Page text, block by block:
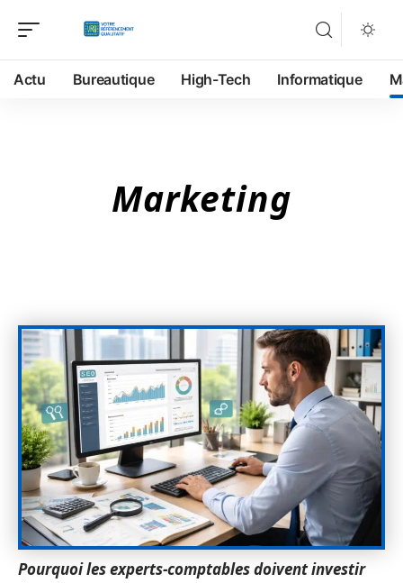
Actu Bureautique High-Tech Informatique
Marketing
Pourquoi les experts-comptables doivent investir